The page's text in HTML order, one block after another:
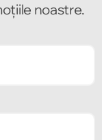
noastre.